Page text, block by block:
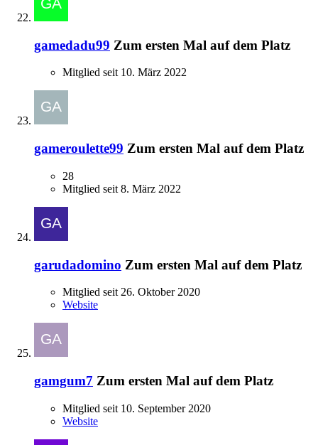
gamedadu99 Zum ersten Mal auf dem Platz
Mitglied seit 10. März 2022
gameroulette99 Zum ersten Mal auf dem Platz
28
Mitglied seit 8. März 2022
garudadomino Zum ersten Mal auf dem Platz
Mitglied seit 26. Oktober 2020
Website
gamgum7 Zum ersten Mal auf dem Platz
Mitglied seit 10. September 2020
Website